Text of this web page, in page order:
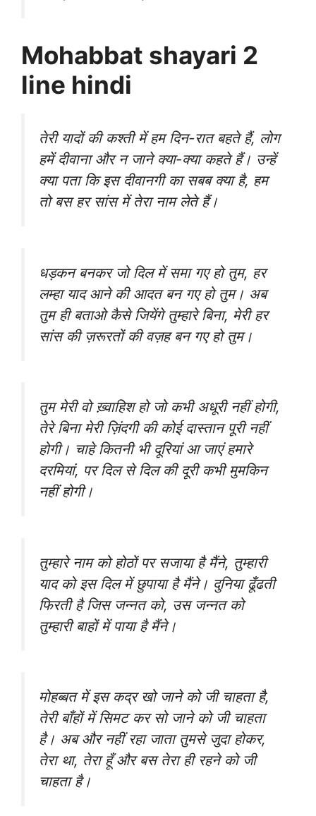
Mohabbat shayari 2
line hindi
तेरी यादों की कश्ती में हम दिन-रात बहते हैं, लोग
हमें दीवाना और न जाने क्या-क्या कहते हैं। उन्हें
क्या पता कि इस दीवानगी का सबब क्या है, हम
तो बस हर सांस में तेरा नाम लेते हैं।
धड़कन बनकर जो दिल में समा गए हो तुम, हर
लम्हा याद आने की आदत बन गए हो तुम। अब
तुम ही बताओ कैसे जियेंगे तुम्हारे बिना, मेरी हर
सांस की ज़रूरतों की वज़ह बन गए हो तुम।
तुम मेरी वो ख़्वाहिश हो जो कभी अधूरी नहीं होगी,
तेरे बिना मेरी ज़िंदगी की कोई दास्तान पूरी नहीं
होगी। चाहे कितनी भी दूरियां आ जाएं हमारे
दरमियां, पर दिल से दिल की दूरी कभी मुमकिन
नहीं होगी।
तुम्हारे नाम को होठों पर सजाया है मैंने, तुम्हारी
याद को इस दिल में छुपाया है मैंने। दुनिया ढूँढती
फिरती है जिस जन्नत को, उस जन्नत को
तुम्हारी बाहों में पाया है मैंने।
मोहब्बत में इस कद्र खो जाने को जी चाहता है,
तेरी बाँहों में सिमट कर सो जाने को जी चाहता
है। अब और नहीं रहा जाता तुमसे जुदा होकर,
तेरा था, तेरा हूँ और बस तेरा ही रहने को जी
चाहता है।